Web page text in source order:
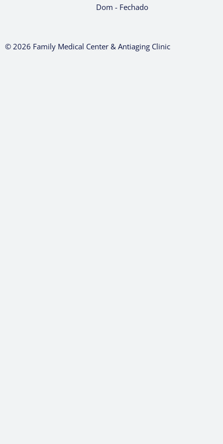
Dom - Fechado
© 2026 Family Medical Center & Antiaging Clinic